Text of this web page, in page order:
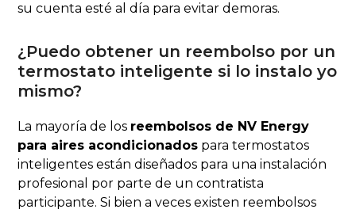
su cuenta esté al día para evitar demoras.
¿Puedo obtener un reembolso por un
termostato inteligente si lo instalo yo
mismo?
La mayoría de los reembolsos de NV Energy
para aires acondicionados para termostatos
inteligentes están diseñados para una instalación
profesional por parte de un contratista
participante. Si bien a veces existen reembolsos